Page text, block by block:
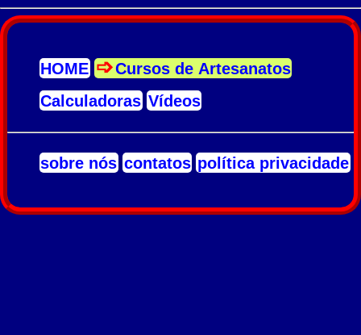
HOME
Cursos de Artesanatos
Calculadoras Vídeos
sobre nós contatos política privacidade